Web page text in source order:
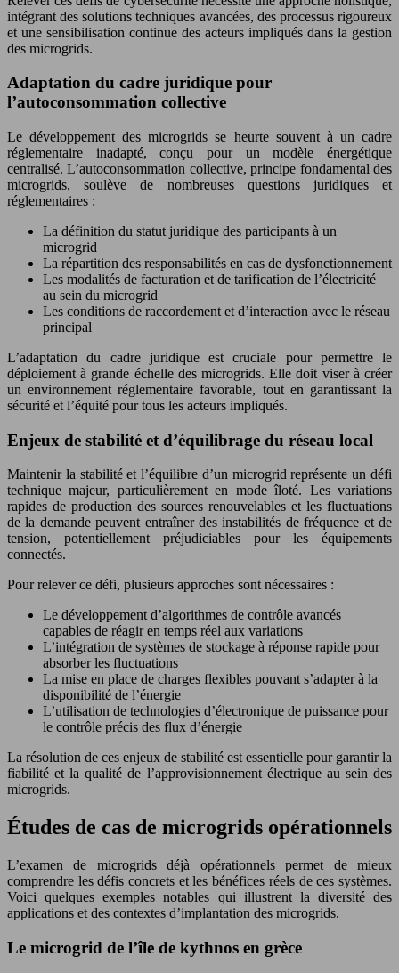
intégrant des solutions techniques avancées, des processus rigoureux
et une sensibilisation continue des acteurs impliqués dans la gestion
des microgrids.
Adaptation du cadre juridique pour
l’autoconsommation collective
Le développement des microgrids se heurte souvent à un cadre
réglementaire inadapté, conçu pour un modèle énergétique
centralisé. L’autoconsommation collective, principe fondamental des
microgrids, soulève de nombreuses questions juridiques et
réglementaires :
La définition du statut juridique des participants à un
microgrid
La répartition des responsabilités en cas de dysfonctionnement
Les modalités de facturation et de tarification de l’électricité
au sein du microgrid
Les conditions de raccordement et d’interaction avec le réseau
principal
L’adaptation du cadre juridique est cruciale pour permettre le
déploiement à grande échelle des microgrids. Elle doit viser à créer
un environnement réglementaire favorable, tout en garantissant la
sécurité et l’équité pour tous les acteurs impliqués.
Enjeux de stabilité et d’équilibrage du réseau local
Maintenir la stabilité et l’équilibre d’un microgrid représente un défi
technique majeur, particulièrement en mode îloté. Les variations
rapides de production des sources renouvelables et les fluctuations
de la demande peuvent entraîner des instabilités de fréquence et de
tension, potentiellement préjudiciables pour les équipements
connectés.
Pour relever ce défi, plusieurs approches sont nécessaires :
Le développement d’algorithmes de contrôle avancés
capables de réagir en temps réel aux variations
L’intégration de systèmes de stockage à réponse rapide pour
absorber les fluctuations
La mise en place de charges flexibles pouvant s’adapter à la
disponibilité de l’énergie
L’utilisation de technologies d’électronique de puissance pour
le contrôle précis des flux d’énergie
La résolution de ces enjeux de stabilité est essentielle pour garantir la
fiabilité et la qualité de l’approvisionnement électrique au sein des
microgrids.
Études de cas de microgrids opérationnels
L’examen de microgrids déjà opérationnels permet de mieux
comprendre les défis concrets et les bénéfices réels de ces systèmes.
Voici quelques exemples notables qui illustrent la diversité des
applications et des contextes d’implantation des microgrids.
Le microgrid de l’île de kythnos en grèce